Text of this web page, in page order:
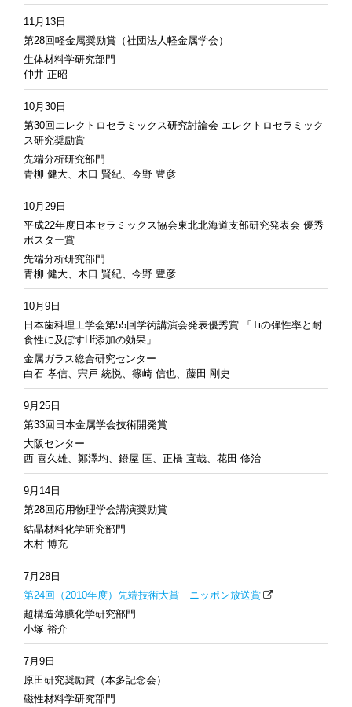
11月13日
第28回軽金属奨励賞（社団法人軽金属学会）
生体材料学研究部門
仲井 正昭
10月30日
第30回エレクトロセラミックス研究討論会 エレクトロセラミック
ス研究奨励賞
先端分析研究部門
青柳 健大、木口 賢紀、今野 豊彦
10月29日
平成22年度日本セラミックス協会東北北海道支部研究発表会 優秀
ポスター賞
先端分析研究部門
青柳 健大、木口 賢紀、今野 豊彦
10月9日
日本歯科理工学会第55回学術講演会発表優秀賞 「Tiの弾性率と耐
食性に及ぼすHf添加の効果」
金属ガラス総合研究センター
白石 孝信、宍戸 統悦、篠崎 信也、藤田 剛史
9月25日
第33回日本金属学会技術開発賞
大阪センター
西 喜久雄、鄭澤均、鐙屋 匡、正橋 直哉、花田 修治
9月14日
第28回応用物理学会講演奨励賞
結晶材料化学研究部門
木村 博充
7月28日
第24回（2010年度）先端技術大賞 ニッポン放送賞
超構造薄膜化学研究部門
小塚 裕介
7月9日
原田研究奨励賞（本多記念会）
磁性材料学研究部門